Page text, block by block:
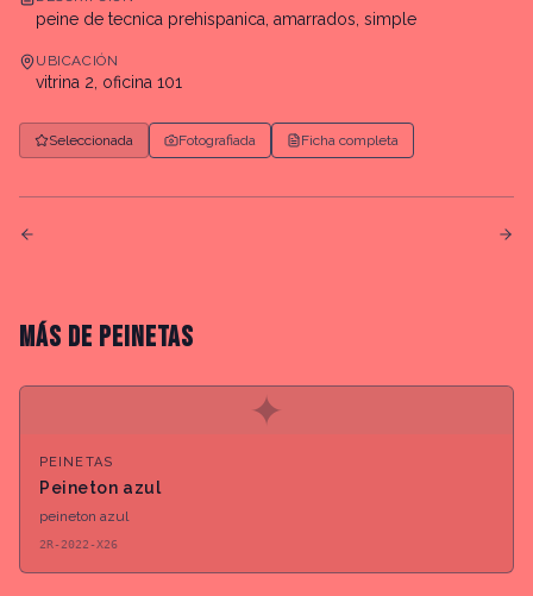
peine de tecnica prehispanica, amarrados, simple
UBICACIÓN
vitrina 2, oficina 101
Seleccionada Fotografiada Ficha completa
MÁS DE PEINETAS
✦
PEINETAS
Peineton azul
peineton azul
2R-2022-X26